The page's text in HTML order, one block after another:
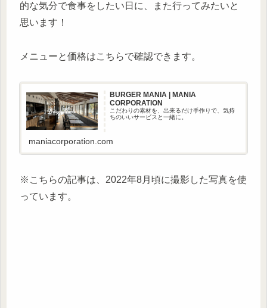
的な気分で食事をしたい日に、また行ってみたいと
思います！
メニューと価格はこちらで確認できます。
BURGER MANIA | MANIA
CORPORATION
こだわりの素材を、出来るだけ手作りで、気持
ちのいいサービスと一緒に。
maniacorporation.com
※こちらの記事は、2022年8月頃に撮影した写真を使
っています。